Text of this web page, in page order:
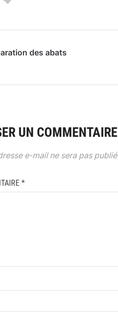
des abats
UN COMMENTAIRE
e-mail ne sera pas
*